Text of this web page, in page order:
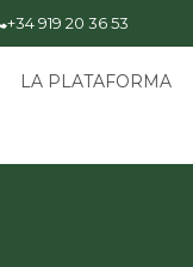
+34 919 20 36 53
LA PLATAFORMA